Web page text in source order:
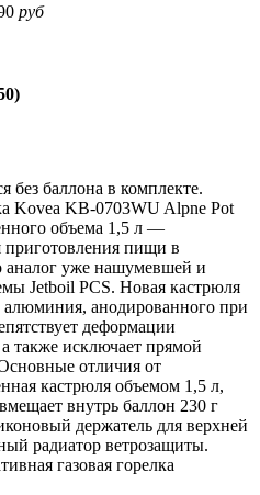
руб
баллона в комплекте.
Kovea KB-0703WU Alpne Pot
объема 1,5 л —
приготовления пищи в
аналог уже нашумевшей и
Jetboil PCS. Новая кастрюля
алюминия, анодированного при
деформации
также исключает прямой
отличия от
кастрюля объемом 1,5 л,
внутрь баллон 230 г
держатель для верхней
радиатор ветрозащиты.
газовая горелка